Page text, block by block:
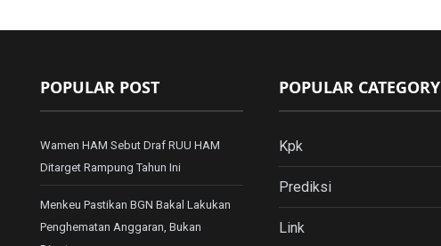
POPULAR POST
Wamen HAM Sebut Draf RUU HAM
Ditarget Rampung Tahun Ini
Menkeu Pastikan BGN Bakal Lakukan
Penghematan Anggaran, Bukan
POPULAR CATEGORY
Kpk
Prediksi
Link